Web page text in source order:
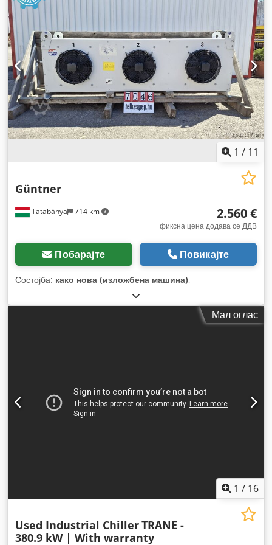
1 / 11
Tatabánya 714 km
Güntner
2.560 €
фиксна цена додава се ДДВ
Побарајте Повикајте
Состојба: како нова (изложбена машина),
Мал оглас
1 / 16
Used Industrial ChillerTRANE -
380.9 kW | With warranty